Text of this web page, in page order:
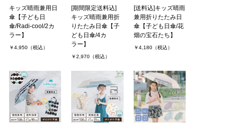
キッズ晴雨兼用日
傘【子ども日
傘/Radi-cool/2カ
ラー】
￥4,950（税込）
[期間限定送料込]
キッズ晴雨兼用折
りたたみ日傘【子
ども日傘/4カ
ラー】
￥2,970（税込）
[送料込]キッズ晴雨
兼用折りたたみ日
傘【子ども日傘/花
畑の宝石たち】
￥4,180（税込）